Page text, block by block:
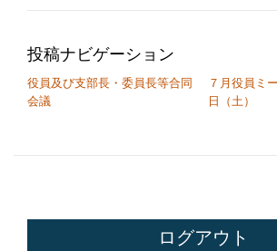
投稿ナビゲーション
役員及び支部長・委員長等合同
会議
７月役員ミ
日（土）
ログアウト